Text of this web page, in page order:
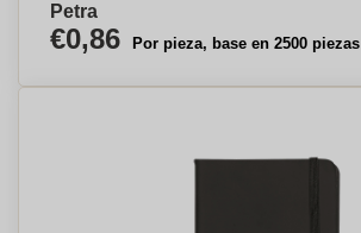
Petra
€0,86 Por pieza, base en 2500 piezas